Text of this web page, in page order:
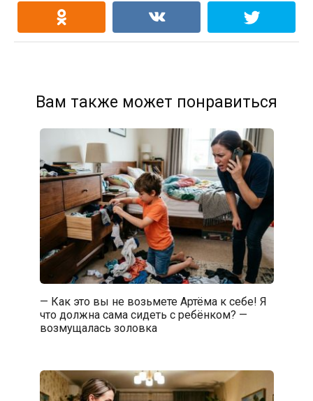
Вам также может понравиться
— Как это вы не возьмете Артёма к себе! Я
что должна сама сидеть с ребёнком? —
возмущалась золовка